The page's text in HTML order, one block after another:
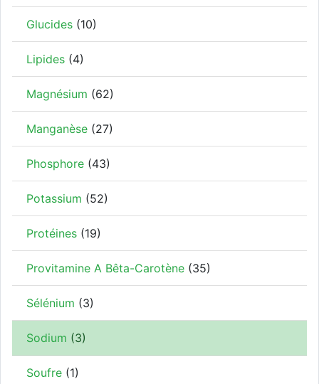
Glucides (10)
Lipides (4)
Magnésium (62)
Manganèse (27)
Phosphore (43)
Potassium (52)
Protéines (19)
Provitamine A Bêta-Carotène (35)
Sélénium (3)
Sodium (3)
Soufre (1)